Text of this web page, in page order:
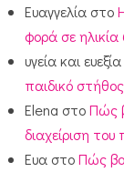
Ευαγγελία στο
φορά σε
υγεία και ευεξία
παιδικό στήθος
Elena στοΠώς
διαχείριση του
Ευα στοΠώς